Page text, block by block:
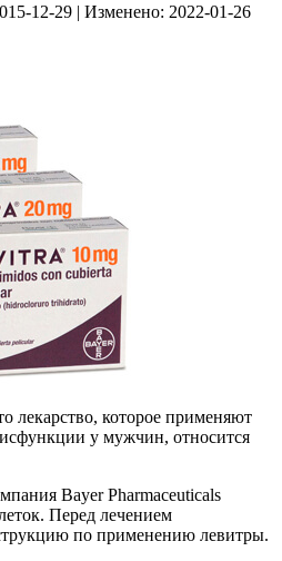
12-29 | Изменено: 2022-01-26
лекарство, которое применяют
у мужчин, относится
Bayer Pharmaceuticals
Перед лечением
по применению левитры.